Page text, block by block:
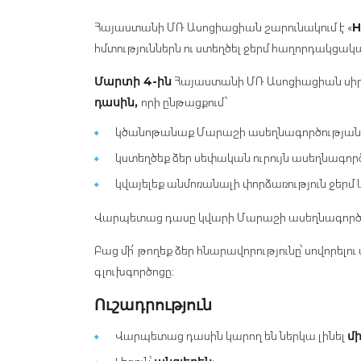
Հայաստանի ՄՌ Ասոցիացիան շարունակում է «
հմտություններն ու ստեղծել ջերմ
Մարտի 4-ինՀայաստանի ՄՌ Ասոցիացիան
դասին, որի ընթացքում՝
կծանոթանաք Մարաշի
կստեղծեք ձեր սեփական ուրույն
կվայելեք անմոռանալի փորձառություն
Վարպետաց դասը կվարի Մարաշի
Բաց մի՛ թողեք ձեր հնարավորությունը՝
գլուխգործոցը։
Ուշադրություն
Վարպետաց դասին կարող են ներկա լինել